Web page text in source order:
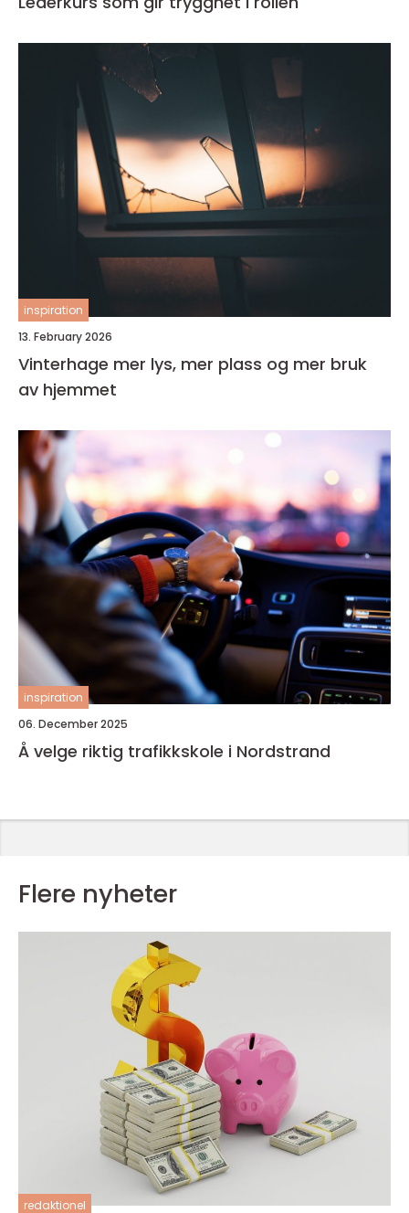
inspiration
13. February 2026
Vinterhage mer lys, mer plass og mer bruk
av hjemmet
inspiration
06. December 2025
Å velge riktig trafikkskole i Nordstrand
Flere nyheter
redaktionel